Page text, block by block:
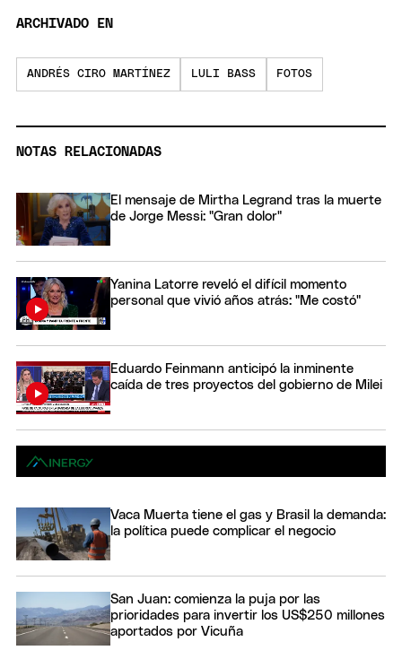
ARCHIVADO EN
ANDRÉS CIRO MARTÍNEZ LULI BASS FOTOS
NOTAS RELACIONADAS
El mensaje de Mirtha Legrand tras la muerte
de Jorge Messi: "Gran dolor"
Yanina Latorre reveló el difícil momento
personal que vivió años atrás: "Me costó"
Eduardo Feinmann anticipó la inminente
caída de tres proyectos del gobierno de Milei
Vaca Muerta tiene el gas y Brasil la demanda:
la política puede complicar el negocio
San Juan: comienza la puja por las
prioridades para invertir los US$250 millones
aportados por Vicuña